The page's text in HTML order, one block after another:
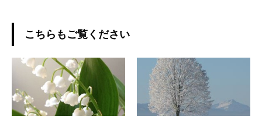
こちらもご覧ください